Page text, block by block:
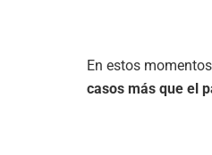
En estos momentos
casos más que el